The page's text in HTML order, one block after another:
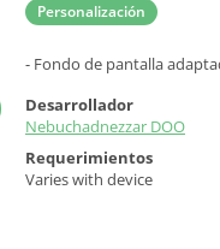
Personalización
- Fondo de pantalla
Desarrollador
Nebuchadnezzar DOO
Requerimientos
Varies with device